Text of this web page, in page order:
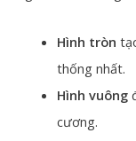
Hình tròn
thống nhất.
Hình vuông
cương.